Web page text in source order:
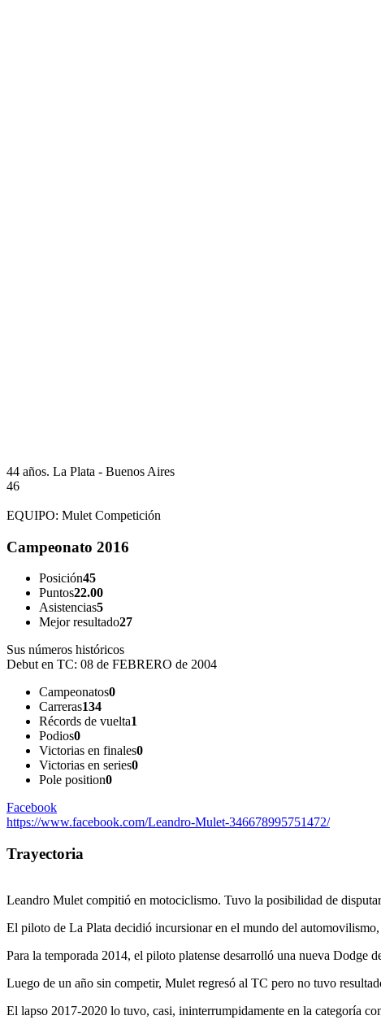
44 años. La Plata - Buenos Aires
46
EQUIPO: Mulet Competición
Campeonato 2016
Posición45
Puntos22.00
Asistencias5
Mejor resultado27
Sus números históricos
Debut en TC: 08 de FEBRERO de 2004
Campeonatos0
Carreras134
Récords de vuelta1
Podios0
Victorias en finales0
Victorias en series0
Pole position0
Facebook
https://www.facebook.com/Leandro-Mulet-346678995751472/
Trayectoria
Leandro Mulet compitió en motociclismo. Tuvo la posibilidad de
El piloto de La Plata decidió incursionar en el mundo del
Para la temporada 2014, el piloto platense desarrolló una nueva Dodge
Luego de un año sin competir, Mulet regresó al TC pero no tuvo
El lapso 2017-2020 lo tuvo, casi, ininterrumpidamente en la categoría